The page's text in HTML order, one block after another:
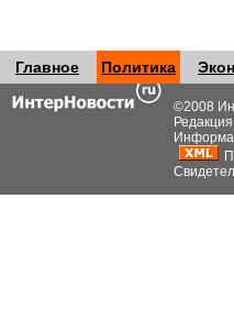
Главное Политика
©2008